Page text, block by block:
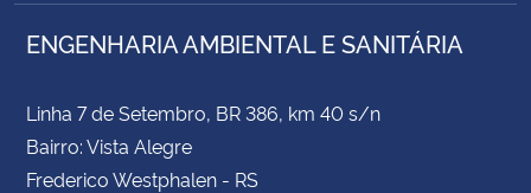
ENGENHARIA AMBIENTAL E SANITÁRIA
Linha 7 de Setembro, BR 386, km 40 s/n
Bairro: Vista Alegre
Frederico Westphalen - RS